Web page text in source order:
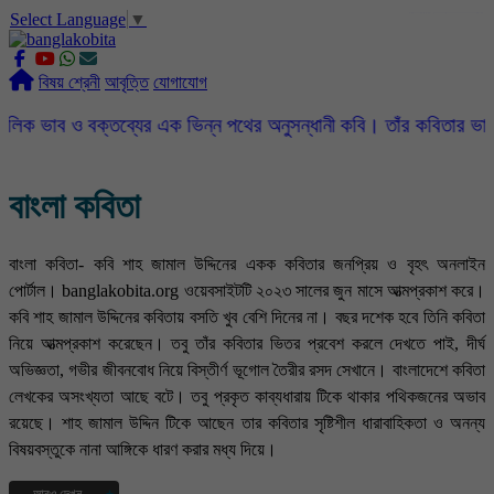
Select Language ▼
বিষয় শ্রেনী আবৃত্তি যোগাযোগ
ও বক্তব্যের এক ভিন্ন পথের অনুসন্ধানী কবি। তাঁর
বাংলা কবিতা
বাংলা কবিতা- কবি শাহ জামাল উদ্দিনের একক কবিতার জনপ্রিয় ও বৃহৎ অনলাইন
পোর্টাল। banglakobita.org ওয়েবসাইটটি ২০২৩ সালের জুন মাসে আত্মপ্রকাশ করে।
কবি শাহ জামাল উদ্দিনের কবিতায় বসতি খুব বেশি দিনের না। বছর দশেক হবে তিনি কবিতা
নিয়ে আত্মপ্রকাশ করেছেন। তবু তাঁর কবিতার ভিতর প্রবেশ করলে দেখতে পাই, দীর্ঘ
অভিজ্ঞতা, গভীর জীবনবোধ নিয়ে বিস্তীর্ণ ভূগোল তৈরীর রসদ সেখানে। বাংলাদেশে কবিতা
লেখকের অসংখ্যতা আছে বটে। তবু প্রকৃত কাব্যধারায় টিকে থাকার পথিকজনের অভাব
রয়েছে। শাহ জামাল উদ্দিন টিকে আছেন তার কবিতার সৃষ্টিশীল ধারাবাহিকতা ও অনন্য
বিষয়বস্তুকে নানা আঙ্গিকে ধারণ করার মধ্য দিয়ে।